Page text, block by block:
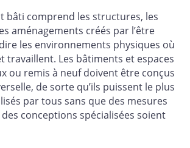
bâti comprend les structures, les
aménagements créés par l’être
les environnements physiques où
travaillent. Les bâtiments et espaces
ou remis à neuf doivent être conçus
de sorte qu’ils puissent le plus
par tous sans que des mesures
conceptions spécialisées soient